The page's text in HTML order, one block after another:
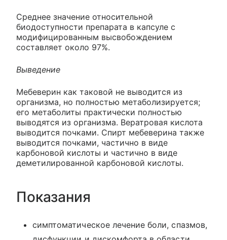
Среднее значение относительной
биодоступности препарата в капсуле с
модифицированным высвобождением
составляет около 97%.
Выведение
Мебеверин как таковой не выводится из
организма, но полностью метаболизируется;
его метаболиты практически полностью
выводятся из организма. Вератровая кислота
выводится почками. Спирт мебеверина также
выводится почками, частично в виде
карбоновой кислоты и частично в виде
деметилированной карбоновой кислоты.
Показания
симптоматическое лечение боли, спазмов,